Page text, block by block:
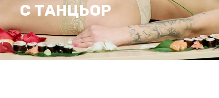
С ТАНЦЬОР